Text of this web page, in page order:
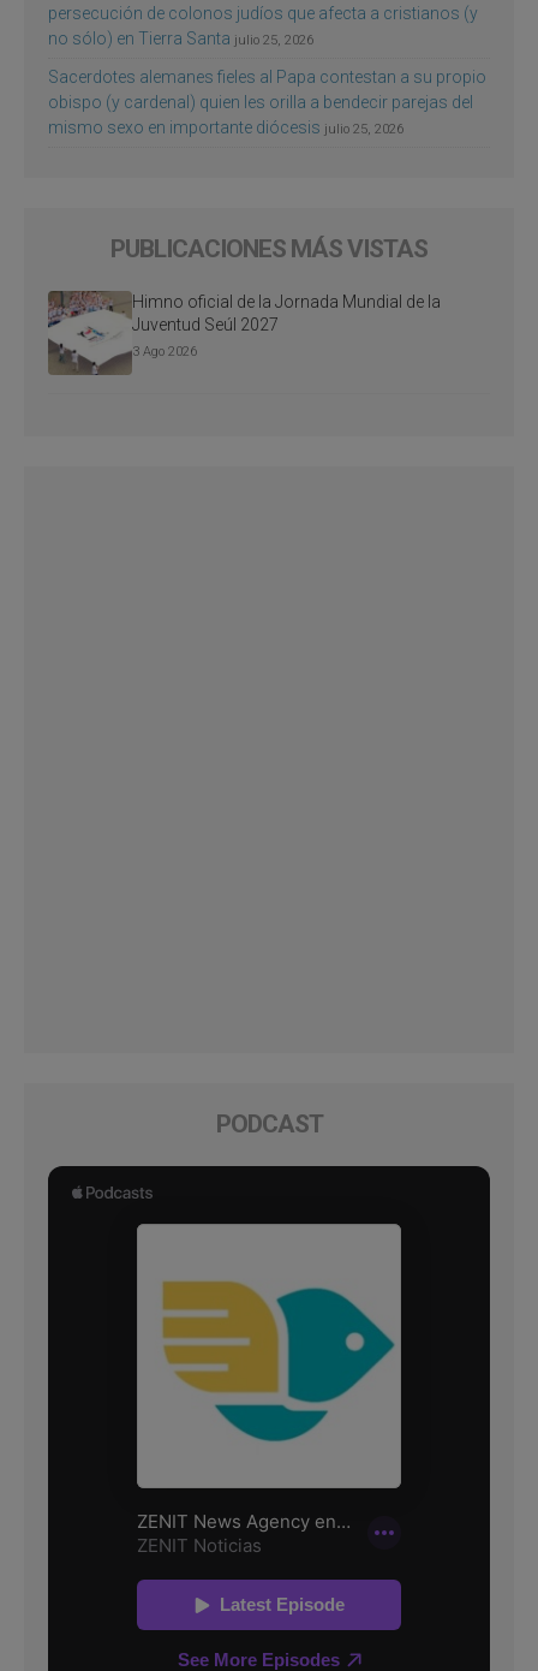
persecución de colonos judíos que afecta a cristianos (y
no sólo) en Tierra Santa julio 25, 2026
Sacerdotes alemanes fieles al Papa contestan a su propio
obispo (y cardenal) quien les orilla a bendecir parejas del
mismo sexo en importante diócesis julio 25, 2026
PUBLICACIONES MÁS VISTAS
Himno oficial de la Jornada Mundial de la
Juventud Seúl 2027
3 Ago 2026
PODCAST